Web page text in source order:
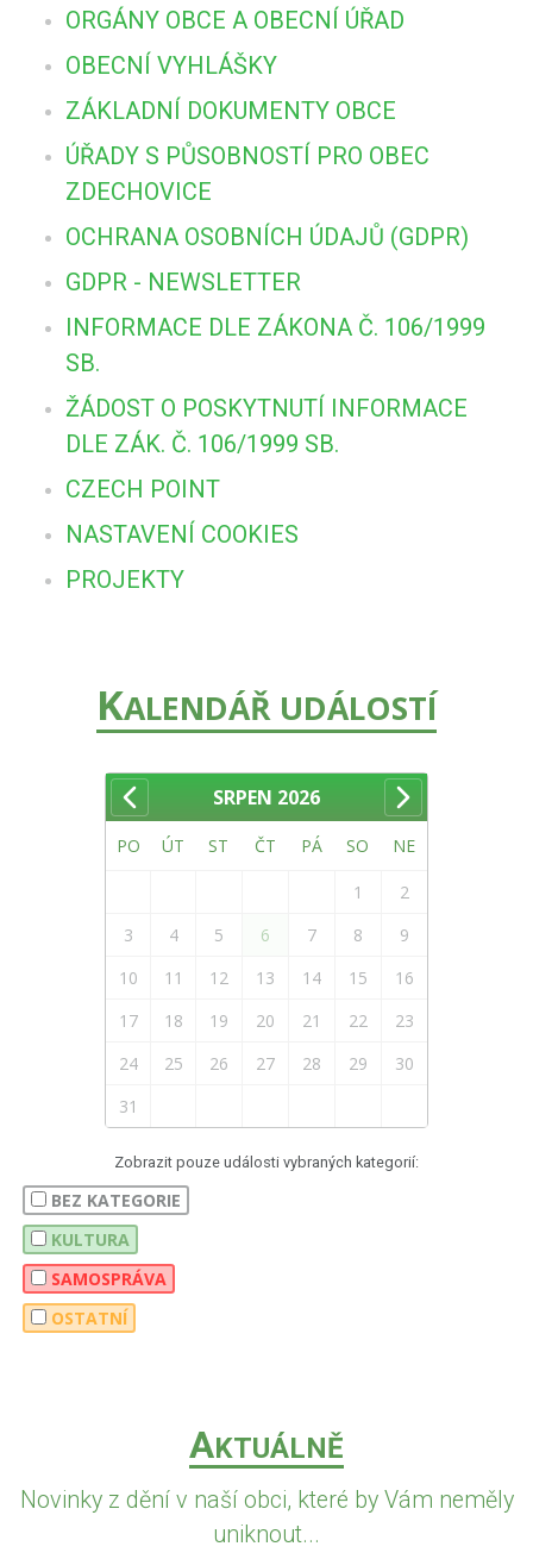
ORGÁNY OBCE A OBECNÍ ÚŘAD
OBECNÍ VYHLÁŠKY
ZÁKLADNÍ DOKUMENTY OBCE
ÚŘADY S PŮSOBNOSTÍ PRO OBEC
ZDECHOVICE
OCHRANA OSOBNÍCH ÚDAJŮ (GDPR)
GDPR - NEWSLETTER
INFORMACE DLE ZÁKONA Č. 106/1999
SB.
ŽÁDOST O POSKYTNUTÍ INFORMACE
DLE ZÁK. Č. 106/1999 SB.
CZECH POINT
NASTAVENÍ COOKIES
PROJEKTY
KALENDÁŘ UDÁLOSTÍ
SRPEN 2026
PO ÚT ST ČT PÁ SO NE
1
2
3
4 5 6 7 8
9
10
11 12 13 14 15
16
17
18 19 20 21 22
23
24
25 26 27 28 29
30
31
Zobrazit pouze události vybraných kategorií:
BEZ KATEGORIE
KULTURA
SAMOSPRÁVA
OSTATNÍ
AKTUÁLNĚ
Novinky z dění v naší obci, které by Vám neměly
uniknout...